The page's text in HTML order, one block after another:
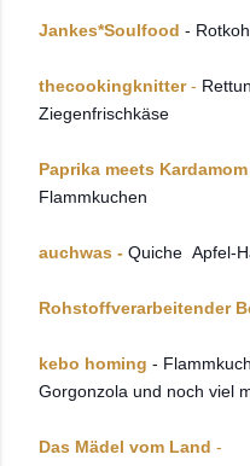
Jankes*Soulfood -
thecookingknitter-
Ziegenfrischkäse
Paprika meets Kardamom
Flammkuchen
auchwas - Quiche Apfel-
Rohstoffverarbeitender
kebo homing -
Gorgonzola und noch viel
Das Mädel vom Land -